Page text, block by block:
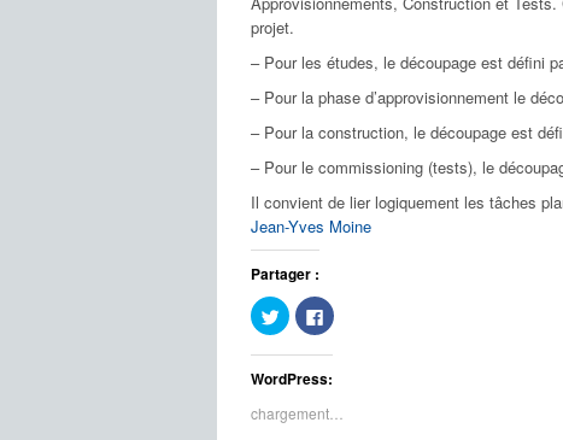
projet.
– Pour les études, le découpage est défini
– Pour la phase d’approvisionnement le
– Pour la construction, le découpage est
– Pour le commissioning (tests), le
Il convient de lier logiquement les tâches
Jean-Yves Moine
Partager :
Cliquez
pour
partager
sur
Twitter(ouvre
dans
nouvelle
fenêtre)
Cliquez
pour
sur
dans
nouvelle
WordPress:
chargement…